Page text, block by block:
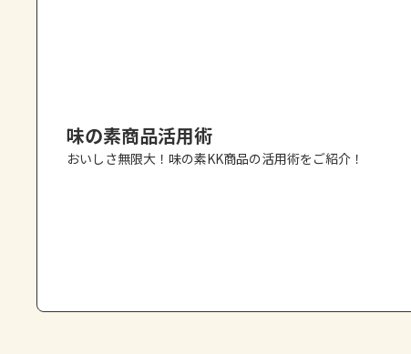
味の素商品活用術
おいしさ無限大！味の素KK商品の活用術をご紹介！